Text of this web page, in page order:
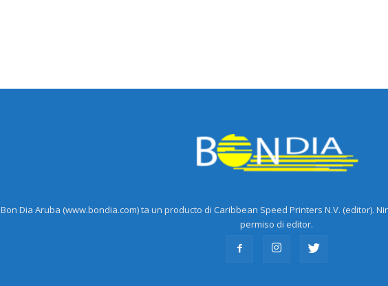
Bon Dia Aruba (www.bondia.com) ta un producto di Caribbean Speed Printers N.V. (editor).
permiso di editor.